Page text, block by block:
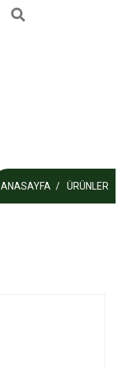
ANASAYFA ÜRÜNLER